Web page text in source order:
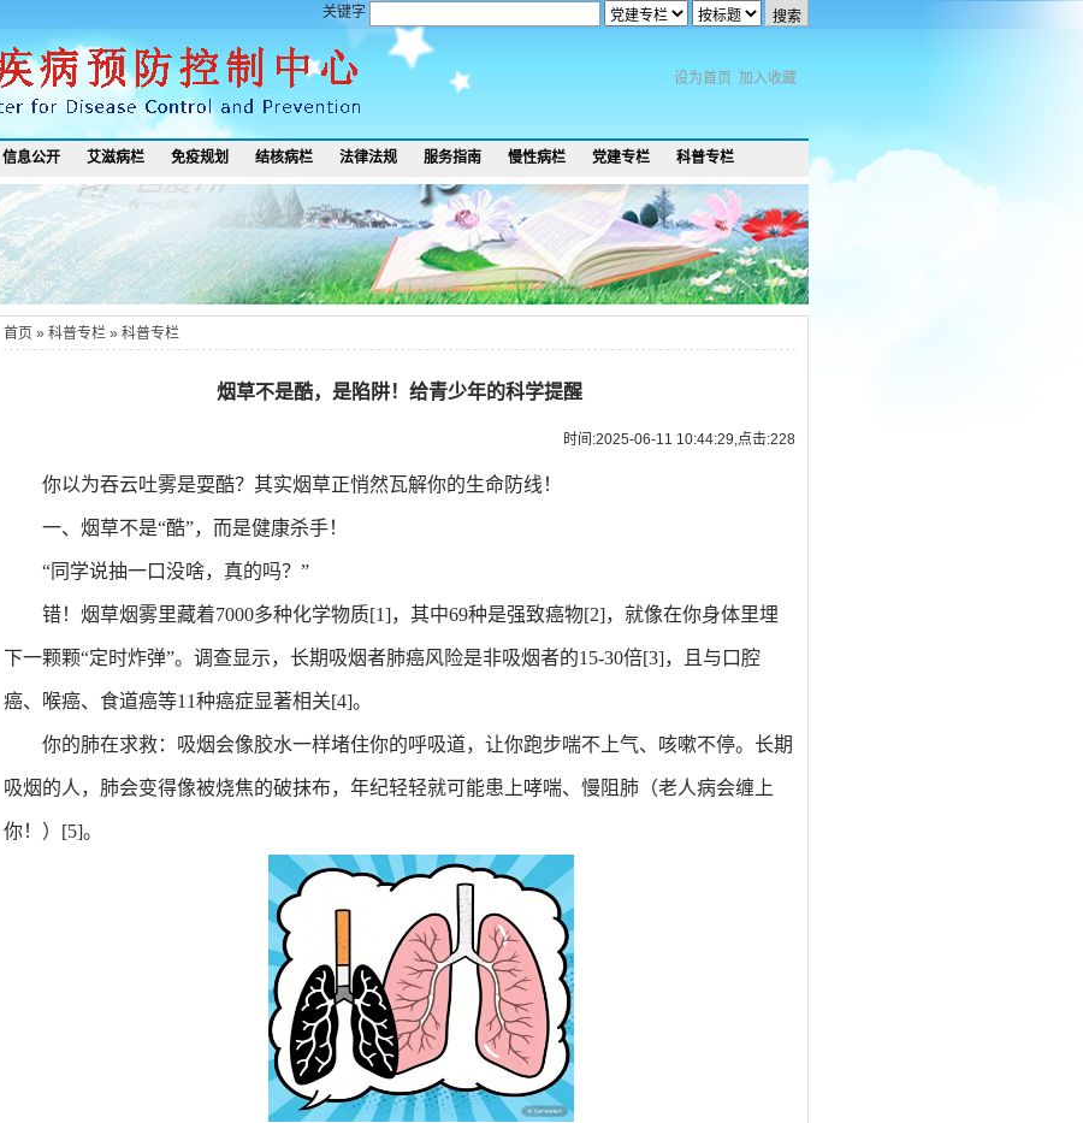
关键字
设为首页 加入收藏
信息公开 艾滋病栏 免疫规划 结核病栏 法律法规 服务指南 慢性病栏 党建专栏 科普专栏
9-29
12-15
6-11
10-24
9-26
10-12
9-29
3-12
5-15
7-10
首页 » 科普专栏 » 科普专栏
烟草不是酷，是陷阱！给青少年的科学提醒
时间:2025-06-11 10:44:29,点击:228
你以为吞云吐雾是耍酷？其实烟草正悄然瓦解你的生命防线！
一、 烟草不是“酷”，而是健康杀手！
“同学说抽一口没啥，真的吗？ ”
错！ 烟草烟雾里藏着7000多种化学物质[1]，其中69种是强致癌物[2]，就像在你身体里埋
下一颗颗“定时炸弹”。调查显示，长期吸烟者肺癌风险是非吸烟者的15-30倍[3]，且与口腔
癌、喉癌、食道癌等11种癌症显著相关[4]。
你的肺在求救： 吸烟会像胶水一样堵住你的呼吸道，让你跑步喘不上气、咳嗽不停。长期
吸烟的人，肺会变得像被烧焦的破抹布，年纪轻轻就可能患上哮喘、慢阻肺（老人病会缠上
你！） [5]。